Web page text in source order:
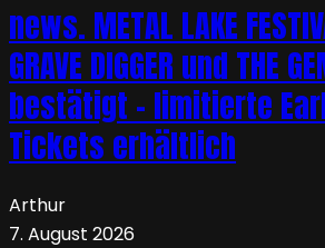
news. METAL LAKE
GRAVE DIGGER und THE
bestätigt – limitierte
Tickets erhältlich
Arthur
7. August 2026